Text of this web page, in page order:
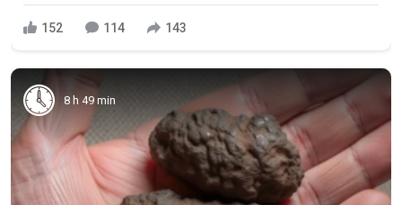
152 114 143
8 h 49 min